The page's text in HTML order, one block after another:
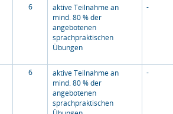
6
aktive Teilnahme an
mind. 80 % der
angebotenen
sprachpraktischen
Übungen
-
6
aktive Teilnahme an
mind. 80 % der
angebotenen
sprachpraktischen
-